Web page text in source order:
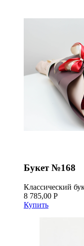
Букет №168
Классический
8 785,00 Р
Купить